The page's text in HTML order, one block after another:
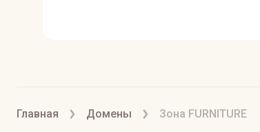
Главная Домены Зона FURNITURE